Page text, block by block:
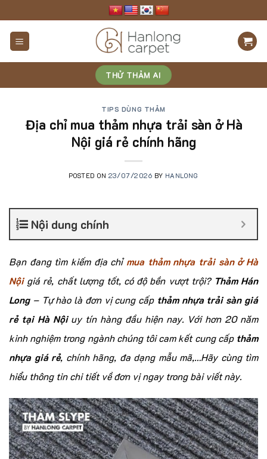
to
content
THỬ THẢM AI
TIPS DÙNG THẢM
Địa chỉ mua thảm nhựa trải sàn ở Hà
Nội giá rẻ chính hãng
POSTED ON 23/07/2026 BY HANLONG
Nội dung chính
Bạn đang tìm kiếm địa chỉmua thảm nhựa trải sàn ở Hà
Nộigiá rẻ, chất lượng tốt, có độ bền vượt trội? Thảm Hán
Long– Tự hào là đơn vị cung cấp thảm nhựa trải sàn giá
rẻ tại Hà Nộiuy tín hàng đầu hiện nay. Với hơn 20 năm
kinh nghiệm trong ngành chúng tôi cam kết cung cấp thảm
nhựa giá rẻ, chính hãng, đa dạng mẫu mã,…Hãy cùng tìm
hiểu thông tin chi tiết về đơn vị ngay trong bài viết này.